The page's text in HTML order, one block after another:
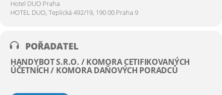
pracují, na co je vhodné je použít a jak vám mohou ušetřit práci a náklady.
Hotel DUO Praha
HOTEL DUO, Teplická 492/19, 190 00 Praha 9
POŘADATEL
HANDYBOT S.R.O. / KOMORA CETIFIKOVANÝCH
ÚČETNÍCH / KOMORA DAŇOVÝCH PORADCŮ